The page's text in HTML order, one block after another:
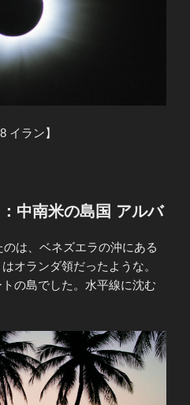
イラン】
中南米の島国 アルバ
は、ベネズエラの沖にある
オランダ領だったような。
の島でした。水平線に沈む